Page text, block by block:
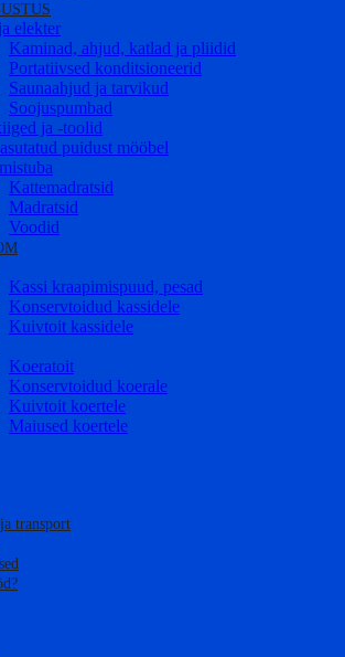
elekter
Kaminad, ahjud, katlad ja pliidid
Portatiivsed konditsioneerid
Saunaahjud ja tarvikud
Soojuspumbad
ja -toolid
puidust mööbel
Kattemadratsid
Madratsid
Voodid
Kassi kraapimispuud, pesad
Konservtoidud kassidele
Kuivtoit kassidele
Koeratoit
Konservtoidud koerale
Kuivtoit koertele
Maiused koertele
transport